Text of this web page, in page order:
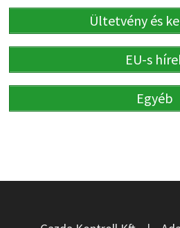
Ültetvény és
EU-s
Egyéb